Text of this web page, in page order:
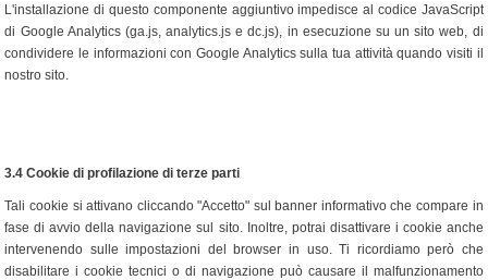
L'installazione di questo componente aggiuntivo impedisce al codice JavaScript
di Google Analytics (ga.js, analytics.js e dc.js), in esecuzione su un sito web, di
condividere le informazioni con Google Analytics sulla tua attività quando visiti il
nostro sito.
3.4 Cookie di profilazione di terze parti
Tali cookie si attivano cliccando "Accetto" sul banner informativo che compare in
fase di avvio della navigazione sul sito. Inoltre, potrai disattivare i cookie anche
intervenendo sulle impostazioni del browser in uso. Ti ricordiamo però che
disabilitare i cookie tecnici o di navigazione può causare il malfunzionamento